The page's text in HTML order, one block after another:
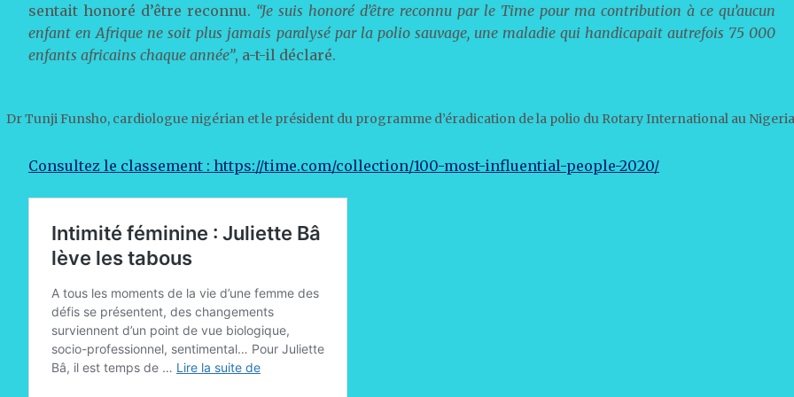
sentait honoré d’être reconnu. “Je suis honoré d’être reconnu par le Time pour ma contribution à ce qu’aucun
enfant en Afrique ne soit plus jamais paralysé par la polio sauvage, une maladie qui handicapait autrefois 75 000
enfants africains chaque année”, a-t-il déclaré.
Dr Tunji Funsho, cardiologue nigérian et le président du programme d’éradication de la polio du Rotary International au
Consultez le classement : https://time.com/collection/100-most-influential-people-2020/